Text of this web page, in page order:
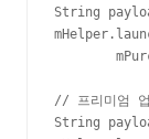
String
// 프리미엄 업
String